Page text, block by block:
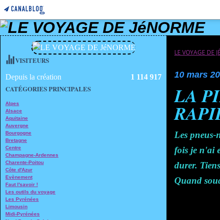
VISITEURS
Depuis la création 1 114 917
CATÉGORIES PRINCIPALES
Alpes
Alsace
Aquitaine
Auvergne
Bourgogne
Bretagne
Centre
Champagne-Ardennes
Charente-Poitou
Côte d'Azur
Evènement
Faut l'savoir !
Les outils du voyage
Les Pyrénées
Limousin
Midi-Pyrénées
LE VOYAGE DE
10 mars
LA
Les pneus-
fois je n'ai
durer.
Quand